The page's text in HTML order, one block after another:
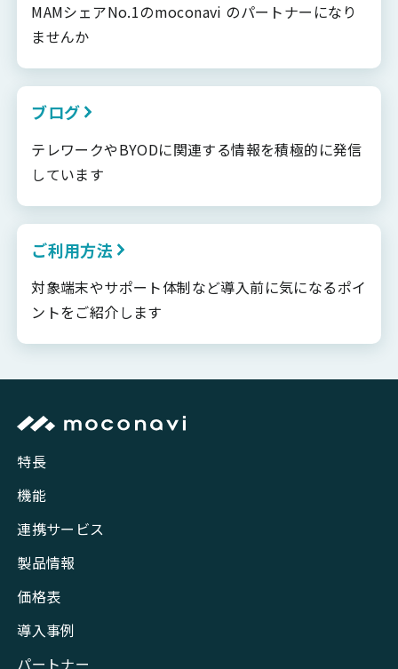
MAMシェアNo.1のmoconavi のパートナーになり
ませんか
ブログ
テレワークやBYODに関連する情報を積極的に発信
しています
ご利用方法
対象端末やサポート体制など導入前に気になるポイ
ントをご紹介します
特長
機能
連携サービス
製品情報
価格表
導入事例
パートナー